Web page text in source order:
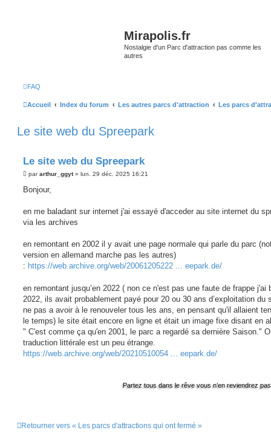
Mirapolis.fr
Nostalgie d'un Parc d'attraction pas comme les
autres
FAQ
Accueil Index du forum Les autres parcs d'attraction Les parcs
Le site web du Spreepark
Le site web du Spreepark
M
s
g
pararthur_ggyt» lun. 29 déc. 2025 16:21
Bonjour,
en me baladant sur internet j'ai essayé d'acceder au site internet du
via les archives
en remontant en 2002 il y avait une page normale qui parle du parc
version en allemand marche pas les autres)
: https://web.archive.org/web/20061205222 ... eepark.de/
en remontant jusqu’en 2022 ( non ce n'est pas une faute de frappe j'ai
2022, ils avait probablement payé pour 20 ou 30 ans d’exploitation du
ne pas a avoir à le renouveler tous les ans, en pensant qu'il allaient
le temps) le site était encore en ligne et était un image fixe disant en
" C'est comme ça qu'en 2001, le parc a regardé sa dernière Saison."
traduction littérale est un peu étrange.
https://web.archive.org/web/20210510054 ... eepark.de/
Partez tous dans le rêve vous n’en reviendrez pas !
Retourner vers « Les parcs d'attractions qui ont fermé »